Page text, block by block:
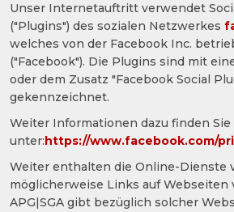
Unser Internetauftritt verwendet
("Plugins") des sozialen Netzwerkes
welches von der Facebook Inc.
("Facebook"). Die Plugins sind mit
oder dem Zusatz "Facebook Social
gekennzeichnet.
Weiter Informationen dazu finden Sie
unter:https://www.facebook.com/
Weiter enthalten die Online-Dienste
möglicherweise Links auf
APG|SGA gibt bezüglich solcher